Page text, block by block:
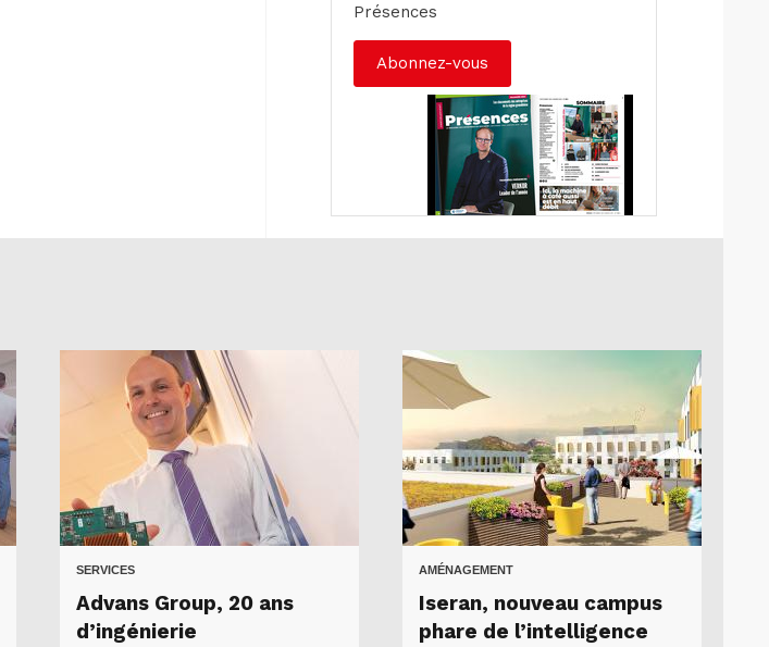
Présences
Abonnez-vous
SERVICES
Advans Group, 20 ans
d’ingénierie
AMÉNAGEMENT
Iseran, nouveau campus
phare de l’intelligence